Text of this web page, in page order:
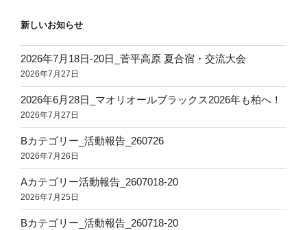
新しいお知らせ
2026年7月18日‐20日_菅平高原 夏合宿・交流大会
2026年7月27日
2026年6月28日_マオリオールブラックス2026年も柏へ！
2026年7月27日
Bカテゴリー_活動報告_260726
2026年7月26日
Aカテゴリー活動報告_2607018-20
2026年7月25日
Bカテゴリー_活動報告_260718-20